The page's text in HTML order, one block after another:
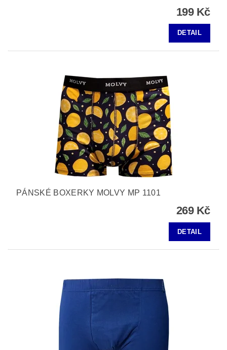
199 Kč
DETAIL
PÁNSKÉ BOXERKY MOLVY MP 1101
269 Kč
DETAIL